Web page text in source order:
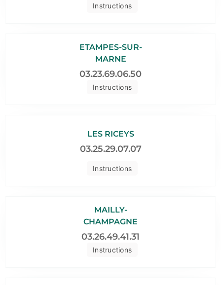
Instructions
Instructions
ETAMPES-SUR-
MARNE
03.23.69.06.50
Instructions
LES RICEYS
03.25.29.07.07
Instructions
MAILLY-
CHAMPAGNE
03.26.49.41.31